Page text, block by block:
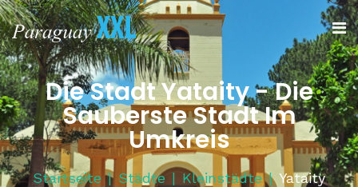
Die Stadt Yataity - Die
Sauberste Stadt Im
Umkreis
Startseite Städte Kleinstädte Yataity